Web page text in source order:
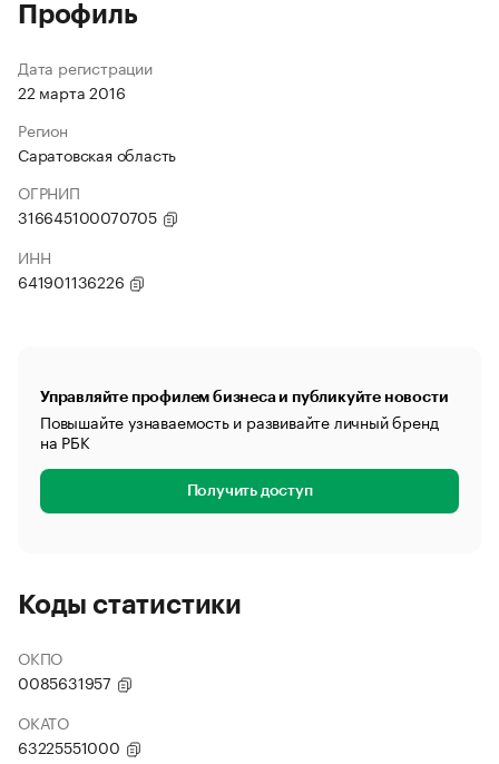
Профиль
Дата регистрации
22 марта 2016
Регион
Саратовская область
ОГРНИП
316645100070705
ИНН
641901136226
Управляйте профилем бизнеса и публикуйте новости
Повышайте узнаваемость и развивайте личный бренд
на РБК
Получить доступ
Коды статистики
ОКПО
0085631957
ОКАТО
63225551000